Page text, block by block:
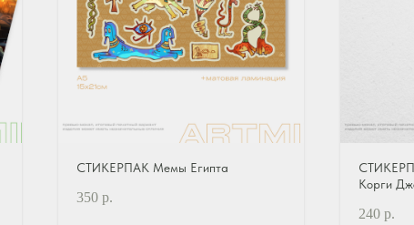
СТИКЕРПАК Мемы Египта
350 р.
Корги
240 р.